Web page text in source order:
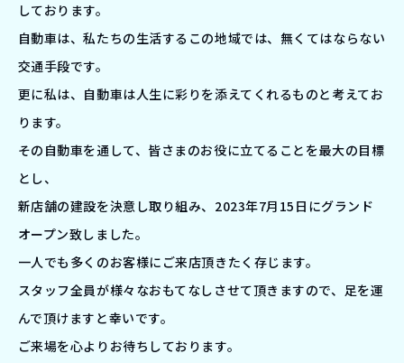
しております。
自動車は、私たちの生活するこの地域では、無くてはならない
交通手段です。
更に私は、自動車は人生に彩りを添えてくれるものと考えてお
ります。
その自動車を通して、皆さまのお役に立てることを最大の目標
とし、
新店舗の建設を決意し取り組み、2023年7月15日にグランド
オープン致しました。
一人でも多くのお客様にご来店頂きたく存じます。
スタッフ全員が様々なおもてなしさせて頂きますので、足を運
んで頂けますと幸いです。
ご来場を心よりお待ちしております。